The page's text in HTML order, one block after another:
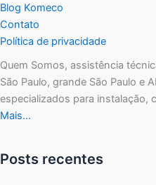
Blog Komeco
Contato
Política de privacidade
Quem Somos, assistência
São Paulo, grande São Paulo e
especializados para instalação,
Mais…
Posts recentes